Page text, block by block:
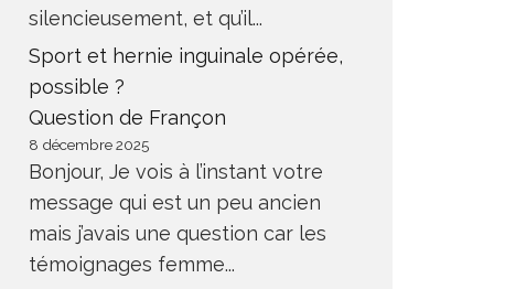
silencieusement, et qu’il...
Sport et hernie inguinale opérée,
possible ?
Question de Françon
8 décembre 2025
Bonjour, Je vois à l’instant votre
message qui est un peu ancien
mais j’avais une question car les
témoignages femme...